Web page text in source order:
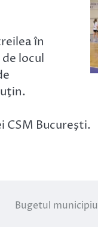
în
locul
CSM Bucureşti.
Bugetul